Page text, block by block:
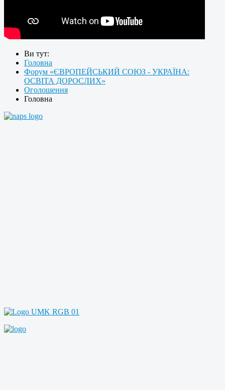
Ви тут:
Головна
Форум «ЄВРОПЕЙСЬКИЙ СОЮЗ - УКРАЇНА:
ОСВІТА ДОРОСЛИХ»
Оголошення
Головна